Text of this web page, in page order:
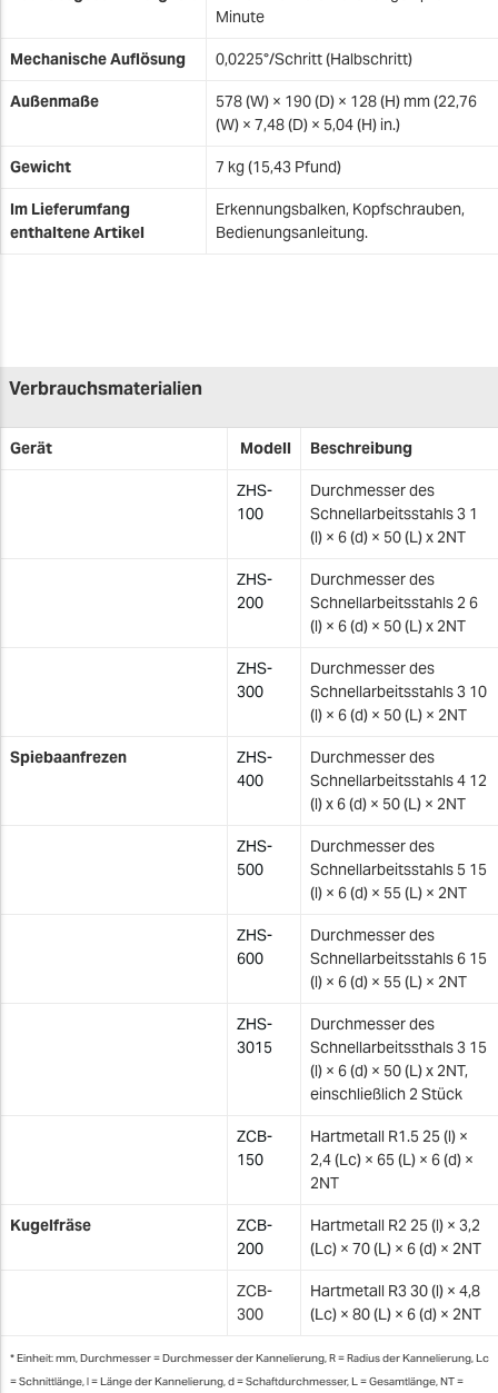
Minute
Mechanische Auflösung 0,0225°/Schritt (Halbschritt)
Außenmaße
578 (W) × 190 (D) × 128 (H) mm (22,76
(W) × 7,48 (D) × 5,04 (H) in.)
Gewicht 7 kg (15,43 Pfund)
Im Lieferumfang
enthaltene Artikel
Erkennungsbalken, Kopfschrauben,
Bedienungsanleitung.
Verbrauchsmaterialien
Gerät Modell Beschreibung
ZHS-
100
Durchmesser des
Schnellarbeitsstahls 3 1
(l) × 6 (d) × 50 (L) x 2NT
ZHS-
200
Durchmesser des
Schnellarbeitsstahls 2 6
(l) × 6 (d) × 50 (L) x 2NT
ZHS-
300
Durchmesser des
Schnellarbeitsstahls 3 10
(l) × 6 (d) × 50 (L) × 2NT
Spiebaanfrezen
ZHS-
400
Durchmesser des
Schnellarbeitsstahls 4 12
(l) x 6 (d) × 50 (L) × 2NT
ZHS-
500
Durchmesser des
Schnellarbeitsstahls 5 15
(l) × 6 (d) × 55 (L) × 2NT
ZHS-
600
Durchmesser des
Schnellarbeitsstahls 6 15
(l) × 6 (d) × 55 (L) × 2NT
ZHS-
3015
Durchmesser des
Schnellarbeitssthals 3 15
(l) × 6 (d) × 50 (L) x 2NT,
einschließlich 2 Stück
ZCB-
150
Hartmetall R1.5 25 (l) ×
2,4 (Lc) × 65 (L) × 6 (d) ×
2NT
Kugelfräse
ZCB-
200
Hartmetall R2 25 (l) × 3,2
(Lc) × 70 (L) × 6 (d) × 2NT
ZCB-
300
Hartmetall R3 30 (l) × 4,8
(Lc) × 80 (L) × 6 (d) × 2NT
* Einheit: mm, Durchmesser = Durchmesser der Kannelierung, R = Radius der Kannelierung, Lc
= Schnittlänge, l = Länge der Kannelierung, d = Schaftdurchmesser, L = Gesamtlänge, NT =